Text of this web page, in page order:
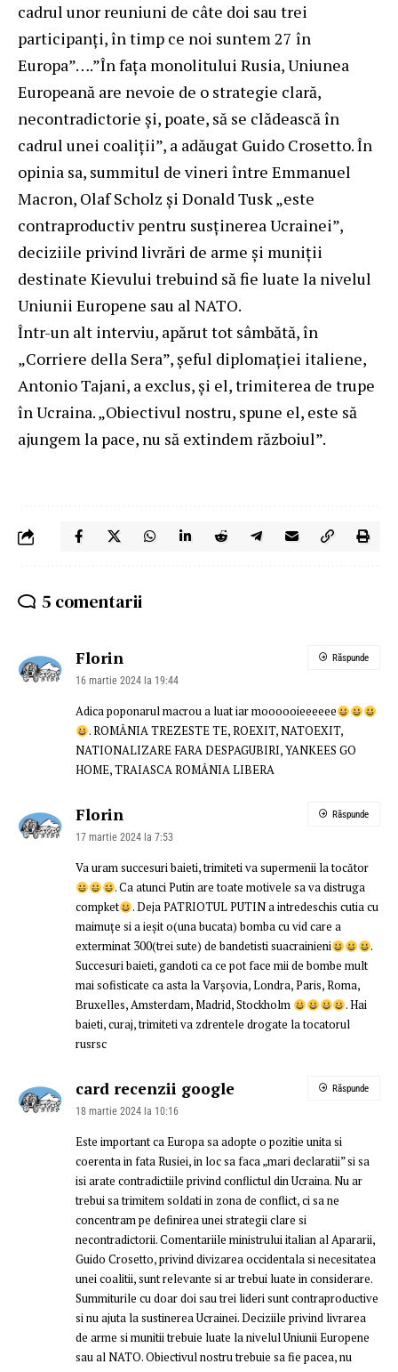
cadrul unor reuniuni de câte doi sau trei
participanți, în timp ce noi suntem 27 în
Europa”….”În fața monolitului Rusia, Uniunea
Europeană are nevoie de o strategie clară,
necontradictorie și, poate, să se clădească în
cadrul unei coaliții”, a adăugat Guido Crosetto. În
opinia sa, summitul de vineri între Emmanuel
Macron, Olaf Scholz și Donald Tusk „este
contraproductiv pentru susținerea Ucrainei”,
deciziile privind livrări de arme și muniții
destinate Kievului trebuind să fie luate la nivelul
Uniunii Europene sau al NATO.
Într-un alt interviu, apărut tot sâmbătă, în
„Corriere della Sera”, șeful diplomației italiene,
Antonio Tajani, a exclus, și el, trimiterea de trupe
în Ucraina. „Obiectivul nostru, spune el, este să
ajungem la pace, nu să extindem războiul”.
5 comentarii
Florin
16 martie 2024 la 19:44
Adica poponarul macrou a luat iar moooooieeeeee
. ROMÂNIA TREZESTE TE, ROEXIT, NATOEXIT,
NATIONALIZARE FARA DESPAGUBIRI, YANKEES GO
HOME, TRAIASCA ROMÂNIA LIBERA
Răspunde
Florin
17 martie 2024 la 7:53
Va uram succesuri baieti, trimiteti va supermenii la tocător
. Ca atunci Putin are toate motivele sa va distruga
compket
. Deja PATRIOTUL PUTIN a intredeschis cutia cu
maimuțe si a ieșit o(una bucata) bomba cu vid care a
exterminat 300(trei sute) de bandetisti suacrainieni
.
Succesuri baieti, gandoti ca ce pot face mii de bombe mult
mai sofisticate ca asta la Varșovia, Londra, Paris, Roma,
Bruxelles, Amsterdam, Madrid, Stockholm
. Hai
baieti, curaj, trimiteti va zdrentele drogate la tocatorul
rusrsc
Răspunde
card recenzii google
18 martie 2024 la 10:16
Este important ca Europa sa adopte o pozitie unita si
coerenta in fata Rusiei, in loc sa faca „mari declaratii” si sa
isi arate contradictiile privind conflictul din Ucraina. Nu ar
trebui sa trimitem soldati in zona de conflict, ci sa ne
concentram pe definirea unei strategii clare si
necontradictorii. Comentariile ministrului italian al Apararii,
Guido Crosetto, privind divizarea occidentala si necesitatea
unei coalitii, sunt relevante si ar trebui luate in considerare.
Summiturile cu doar doi sau trei lideri sunt contraproductive
si nu ajuta la sustinerea Ucrainei. Deciziile privind livrarea
de arme si munitii trebuie luate la nivelul Uniunii Europene
sau al NATO. Obiectivul nostru trebuie sa fie pacea, nu
Răspunde